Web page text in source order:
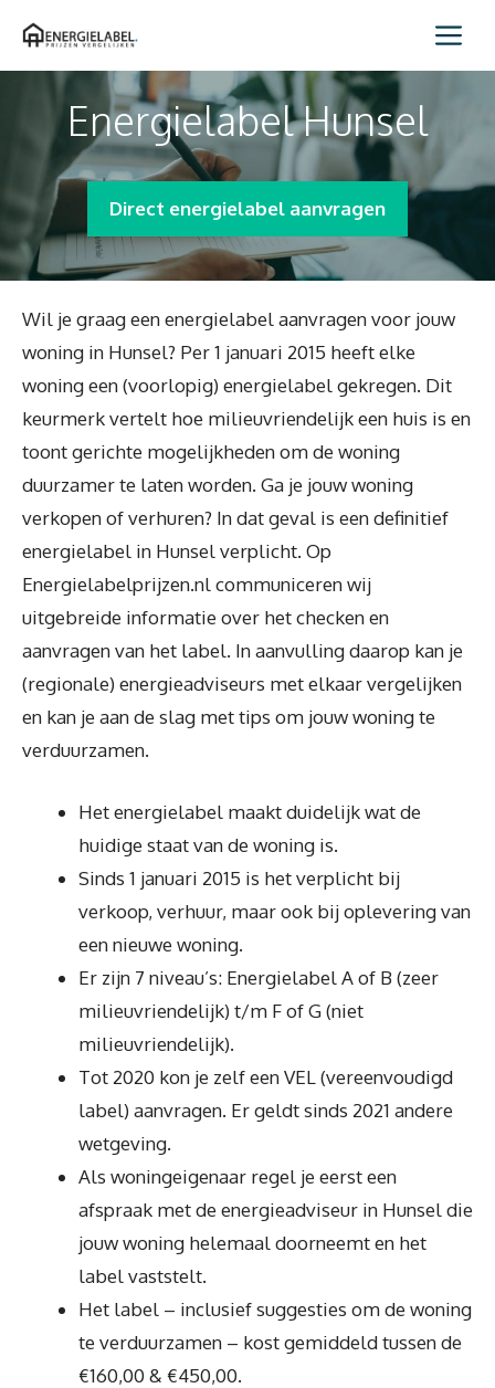
naar
Energielabel Hunsel
Direct energielabel aanvragen
Wil je graag een energielabel aanvragen voor jouw
woning in Hunsel? Per 1 januari 2015 heeft elke
woning een (voorlopig) energielabel gekregen. Dit
keurmerk vertelt hoe milieuvriendelijk een huis is en
toont gerichte mogelijkheden om de woning
duurzamer te laten worden. Ga je jouw woning
verkopen of verhuren? In dat geval is een definitief
energielabel in Hunsel verplicht. Op
Energielabelprijzen.nl communiceren wij
uitgebreide informatie over het checken en
aanvragen van het label. In aanvulling daarop kan je
(regionale) energieadviseurs met elkaar vergelijken
en kan je aan de slag met tips om jouw woning te
verduurzamen.
Het energielabel maakt duidelijk wat de
huidige staat van de woning is.
Sinds 1 januari 2015 is het verplicht bij
verkoop, verhuur, maar ook bij oplevering van
een nieuwe woning.
Er zijn 7 niveau’s: Energielabel A of B (zeer
milieuvriendelijk) t/m F of G (niet
milieuvriendelijk).
Tot 2020 kon je zelf een VEL (vereenvoudigd
label) aanvragen. Er geldt sinds 2021 andere
wetgeving.
Als woningeigenaar regel je eerst een
afspraak met de energieadviseur in Hunsel die
jouw woning helemaal doorneemt en het
label vaststelt.
Het label – inclusief suggesties om de woning
te verduurzamen – kost gemiddeld tussen de
€160,00 & €450,00.